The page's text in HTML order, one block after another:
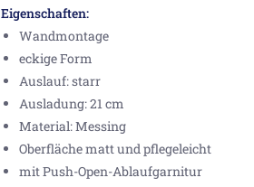
Eigenschaften:
Wandmontage
eckige Form
Auslauf: starr
Ausladung: 21 cm
Material: Messing
Oberfläche matt und pflegeleicht
mit Push-Open-Ablaufgarnitur